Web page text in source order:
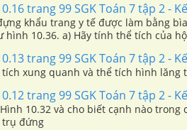
trang 99 SGK Toán 7 tập 2 -
khẩu trang y tế được làm bằng
hình 10.36. a) Hãy tính thể tích của
trang 99 SGK Toán 7 tập 2 -
xung quanh và thể tích hình lăng
trang 99 SGK Toán 7 tập 2 -
10.32 và cho biết cạnh nào trong
trụ đứng